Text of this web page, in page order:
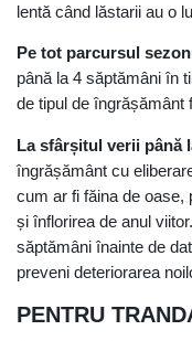
lentă când lăstarii au o
Pe tot parcursul
până la 4 săptămâni în
de tipul de îngrășământ
La sfârșitul verii până
îngrășământ cu
cum ar fi făina de oase,
și înflorirea de anul
săptămâni înainte de
preveni deteriorarea
PENTRU